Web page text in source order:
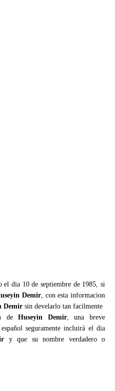
dia 10 de septiembre de 1985, si
Demir, con esta informacion
Demir sin develarlo tan facilmente
deHuseyin Demir, una breve
seguramente incluirá el dia
y que su nombre verdadero o